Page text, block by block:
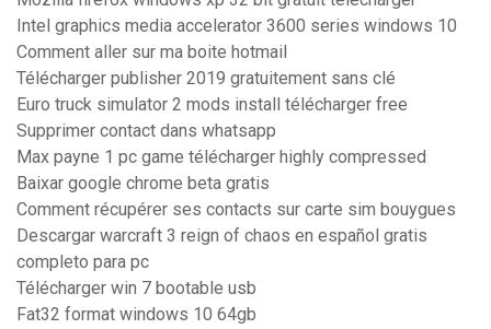
Intel graphics media accelerator 3600 series windows 10
Comment aller sur ma boite hotmail
Télécharger publisher 2019 gratuitement sans clé
Euro truck simulator 2 mods install télécharger free
Supprimer contact dans whatsapp
Max payne 1 pc game télécharger highly compressed
Baixar google chrome beta gratis
Comment récupérer ses contacts sur carte sim bouygues
Descargar warcraft 3 reign of chaos en español gratis
completo para pc
Télécharger win 7 bootable usb
Fat32 format windows 10 64gb